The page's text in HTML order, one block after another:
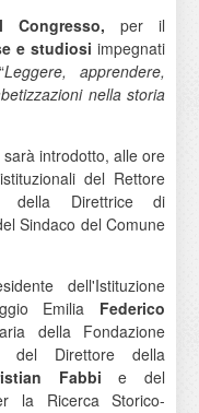
Congresso,per il
e studiosiimpegnati
Leggere, apprendere,
nella storia
introdotto, alle ore
del Rettore
della Direttrice di
Sindaco del Comune
dell'Istituzione
Emilia Federico
della Fondazione
del Direttore della
Fabbie del
la Ricerca Storico-